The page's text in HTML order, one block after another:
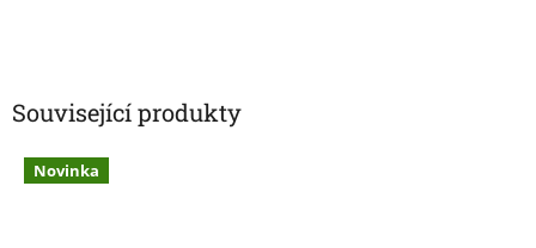
Související produkty
Novinka